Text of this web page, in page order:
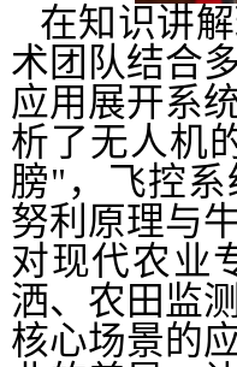
在知识讲
术团队结合
应用展开系
析了无人机
膀"，飞控
努利原理与
对现代农业
洒、农田监
核心场景的